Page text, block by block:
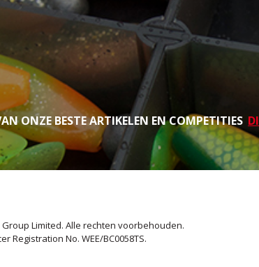
ONZE BESTE ARTIKELEN EN COMPETITIES
Limited. Alle rechten voorbehouden.
Registration No. WEE/BC0058TS.